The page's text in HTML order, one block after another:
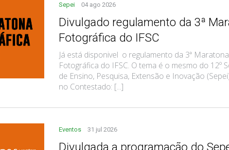
Sepei 04 ago 2026
Divulgado regulamento da 3ª
Fotográfica do IFSC
Já está disponivel o regulamento da 3ª Maratona
Fotográfica do IFSC. O tema é o mesmo do 12º
de Ensino, Pesquisa, Extensão e Inovação
no Contestado: [...]
Eventos 31 jul 2026
Divulgada a programação do